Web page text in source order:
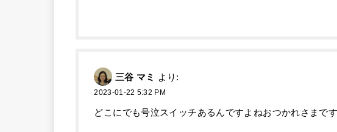
三谷 マミ より:
2023-01-22 5:32 PM
どこにでも号泣スイッチあるんですよねおつかれさまで